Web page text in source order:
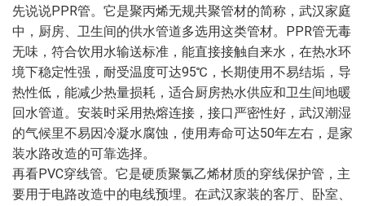
先说说PPR管。它是聚丙烯无规共聚管材的简称，武汉家庭
中，厨房、卫生间的供水管道多选用这类管材。PPR管无毒
无味，符合饮用水输送标准，能直接接触自来水，在热水环
境下稳定性强，耐受温度可达95℃，长期使用不易结垢，导
热性低，能减少热量损耗，适合厨房热水供应和卫生间地暖
回水管道。安装时采用热熔连接，接口严密性好，武汉潮湿
的气候里不易因冷凝水腐蚀，使用寿命可达50年左右，是家
装水路改造的可靠选择。
再看PVC穿线管。它是硬质聚氯乙烯材质的穿线保护管，主
要用于电路改造中的电线预埋。在武汉家装的客厅、卧室、